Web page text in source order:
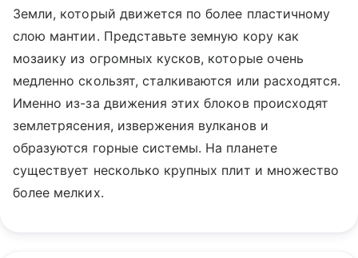
Земли, который движется по более пластичному
слою мантии. Представьте земную кору как
мозаику из огромных кусков, которые очень
медленно скользят, сталкиваются или расходятся.
Именно из-за движения этих блоков происходят
землетрясения, извержения вулканов и
образуются горные системы. На планете
существует несколько крупных плит и множество
более мелких.